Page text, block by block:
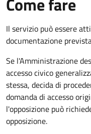
Il servizio può essere
documentazione
Se l'Amministrazione
accesso civico
stessa, decida di
domanda di accesso
l'opposizione può
opposizione.